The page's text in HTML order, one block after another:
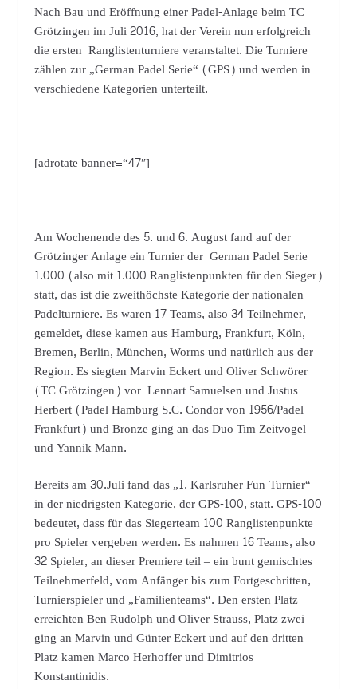
Nach Bau und Eröffnung einer Padel-Anlage beim TC
Grötzingen im Juli 2016, hat der Verein nun erfolgreich
die ersten Ranglistenturniere veranstaltet. Die Turniere
zählen zur „German Padel Serie“ (GPS) und werden in
verschiedene Kategorien unterteilt.
[adrotate banner=“47″]
Am Wochenende des 5. und 6. August fand auf der
Grötzinger Anlage ein Turnier der German Padel Serie
1.000 (also mit 1.000 Ranglistenpunkten für den Sieger)
statt, das ist die zweithöchste Kategorie der nationalen
Padelturniere. Es waren 17 Teams, also 34 Teilnehmer,
gemeldet, diese kamen aus Hamburg, Frankfurt, Köln,
Bremen, Berlin, München, Worms und natürlich aus der
Region. Es siegten Marvin Eckert und Oliver Schwörer
(TC Grötzingen) vor Lennart Samuelsen und Justus
Herbert (Padel Hamburg S.C. Condor von 1956/Padel
Frankfurt) und Bronze ging an das Duo Tim Zeitvogel
und Yannik Mann.
Bereits am 30.Juli fand das „1. Karlsruher Fun-Turnier“
in der niedrigsten Kategorie, der GPS-100, statt. GPS-100
bedeutet, dass für das Siegerteam 100 Ranglistenpunkte
pro Spieler vergeben werden. Es nahmen 16 Teams, also
32 Spieler, an dieser Premiere teil – ein bunt gemischtes
Teilnehmerfeld, vom Anfänger bis zum Fortgeschritten,
Turnierspieler und „Familienteams“. Den ersten Platz
erreichten Ben Rudolph und Oliver Strauss, Platz zwei
ging an Marvin und Günter Eckert und auf den dritten
Platz kamen Marco Herhoffer und Dimitrios
Konstantinidis.